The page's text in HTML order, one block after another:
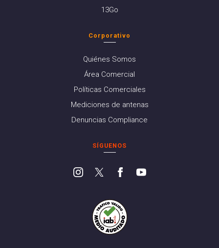
13Go
Corporativo
Quiénes Somos
Área Comercial
Políticas Comerciales
Mediciones de antenas
Denuncias Compliance
SÍGUENOS